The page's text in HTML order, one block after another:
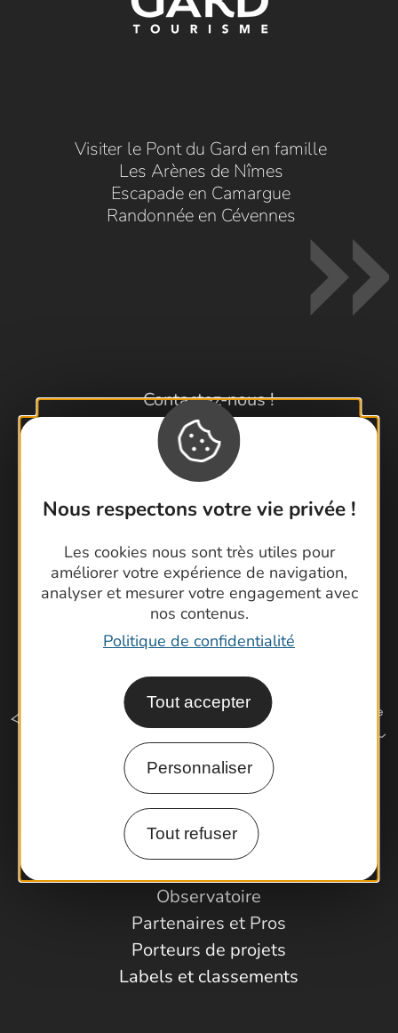
Nous respectons votre vie privée !
Les cookies nous sont très utiles pour
améliorer votre expérience de navigation,
analyser et mesurer votre engagement avec
nos contenus.
Politique de confidentialité
Tout accepter
Personnaliser
Tout refuser
Visiter le Pont du Gard en famille
Les Arènes de Nîmes
Escapade en Camargue
Randonnée en Cévennes
Contactez-nous !
Foire aux questions
Brochures
Cartoguides et Topoguides
Latitude Gard
Comment venir ?
Observatoire
Partenaires et Pros
Porteurs de projets
Labels et classements